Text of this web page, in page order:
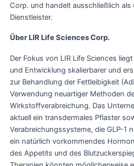
Corp. und handelt ausschließlich als
Dienstleister.
Über LIR Life Sciences Corp.
Der Fokus von LIR Life Sciences
und Entwicklung skalierbarer und
zur Behandlung der Fettleibigkeit
Verwendung neuartiger Methoden
Wirkstoffverabreichung. Das
aktuell ein transdermales Pflaster
Verabreichungssysteme, die GLP-1
ein natürlich vorkommendes
des Appetits und des